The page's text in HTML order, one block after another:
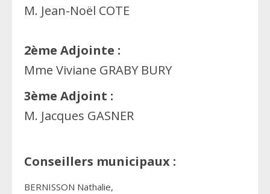
M. Jean-Noël COTE
2ème Adjointe :
Mme Viviane GRABY BURY
3ème Adjoint :
M. Jacques GASNER
Conseillers municipaux :
BERNISSON Nathalie,